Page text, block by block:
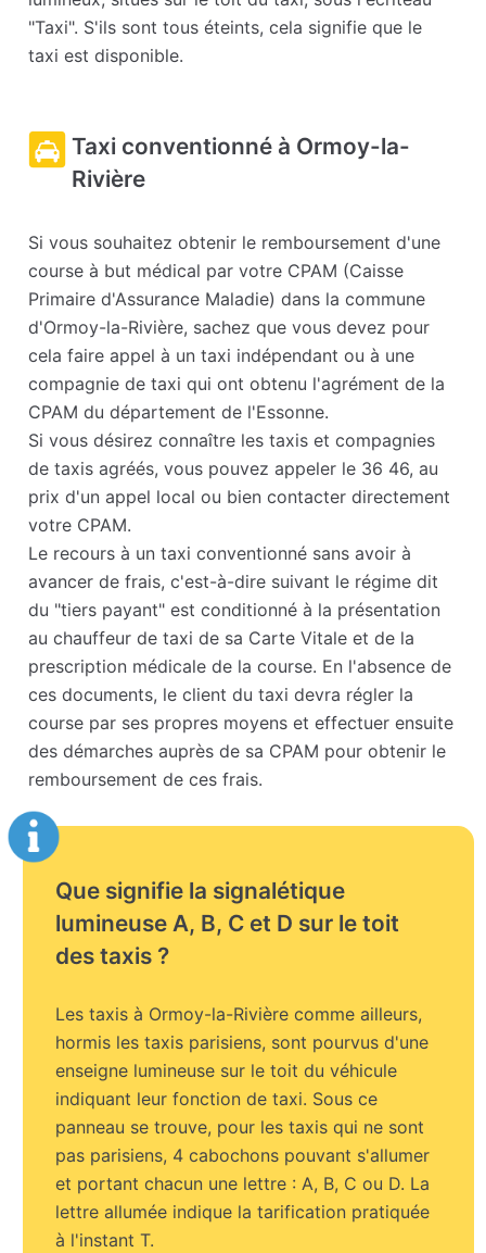
"Taxi". S'ils sont tous éteints, cela signifie que le
taxi est disponible.
Taxi conventionné à Ormoy-la-
Rivière
Si vous souhaitez obtenir le remboursement d'une
course à but médical par votre CPAM (Caisse
Primaire d'Assurance Maladie) dans la commune
d'Ormoy-la-Rivière, sachez que vous devez pour
cela faire appel à un taxi indépendant ou à une
compagnie de taxi qui ont obtenu l'agrément de la
CPAM du département de l'Essonne.
Si vous désirez connaître les taxis et compagnies
de taxis agréés, vous pouvez appeler le 36 46, au
prix d'un appel local ou bien contacter directement
votre CPAM.
Le recours à un taxi conventionné sans avoir à
avancer de frais, c'est-à-dire suivant le régime dit
du "tiers payant" est conditionné à la présentation
au chauffeur de taxi de sa Carte Vitale et de la
prescription médicale de la course. En l'absence de
ces documents, le client du taxi devra régler la
course par ses propres moyens et effectuer ensuite
des démarches auprès de sa CPAM pour obtenir le
remboursement de ces frais.
Que signifie la signalétique
lumineuse A, B, C et D sur le toit
des taxis ?
Les taxis à Ormoy-la-Rivière comme ailleurs,
hormis les taxis parisiens, sont pourvus d'une
enseigne lumineuse sur le toit du véhicule
indiquant leur fonction de taxi. Sous ce
panneau se trouve, pour les taxis qui ne sont
pas parisiens, 4 cabochons pouvant s'allumer
et portant chacun une lettre : A, B, C ou D. La
lettre allumée indique la tarification pratiquée
à l'instant T.